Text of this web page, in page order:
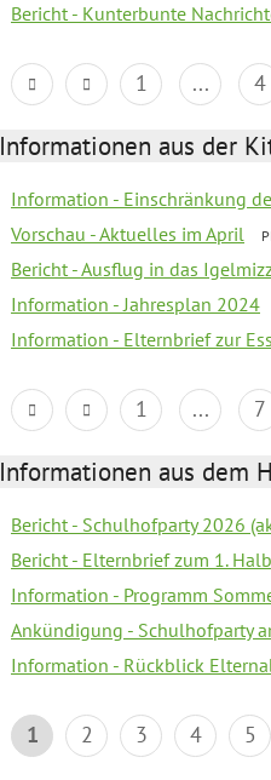
Bericht - Kunterbunte
1 ... 4
Informationen aus der
Information - Einschränkung
Vorschau - Aktuelles im April
Bericht - Ausflug in das
Information - Jahresplan 2024
Information - Elternbrief zur
1 ... 7
Informationen aus dem
Bericht - Schulhofparty 2026
Bericht - Elternbrief zum 1.
Information - Programm
Ankündigung - Schulhofparty
Information - Rückblick
1 2 3 4 5